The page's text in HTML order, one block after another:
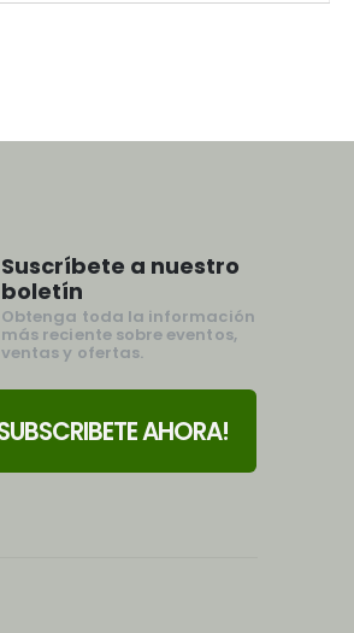
Suscríbete a nuestro
boletín
Obtenga toda la información
más reciente sobre eventos,
ventas y ofertas.